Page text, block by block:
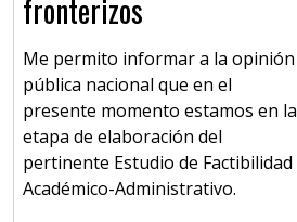
fronterizos
Me permito informar a la opinión
pública nacional que en el
presente momento estamos en la
etapa de elaboración del
pertinente Estudio de Factibilidad
Académico-Administrativo.